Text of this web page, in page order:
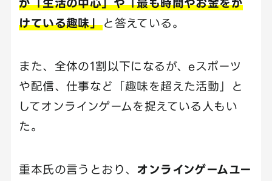
が「生活の中心」や「最も時間やお金をか
けている趣味」 と答えている。
また、全体の1割以下になるが、eスポーツ
や配信、仕事など「趣味を超えた活動」と
してオンラインゲームを捉えている人もい
た。
重本氏の言うとおり、 オンラインゲームユー